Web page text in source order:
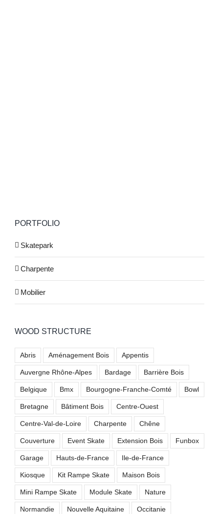
PORTFOLIO
Skatepark
Charpente
Mobilier
WOOD STRUCTURE
Abris Aménagement Bois Appentis
Auvergne Rhône-Alpes Bardage Barrière Bois
Belgique Bmx Bourgogne-Franche-Comté Bowl
Bretagne Bâtiment Bois Centre-Ouest
Centre-Val-de-Loire Charpente Chêne
Couverture Event Skate Extension Bois Funbox
Garage Hauts-de-France Ile-de-France
Kiosque Kit Rampe Skate Maison Bois
Mini Rampe Skate Module Skate Nature
Normandie Nouvelle Aquitaine Occitanie